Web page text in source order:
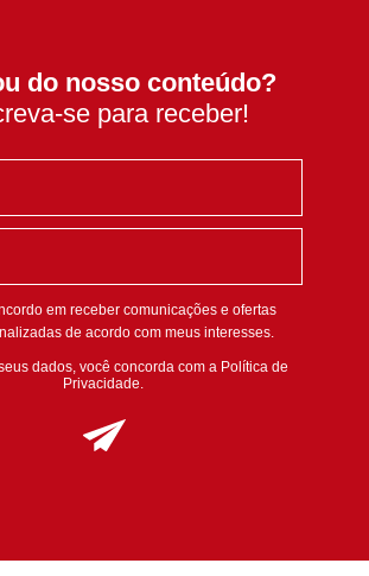
do nosso conteúdo?
se para receber!
em receber comunicações e ofertas
de acordo com meus interesses.
dados, você concorda com a Política de
Privacidade.